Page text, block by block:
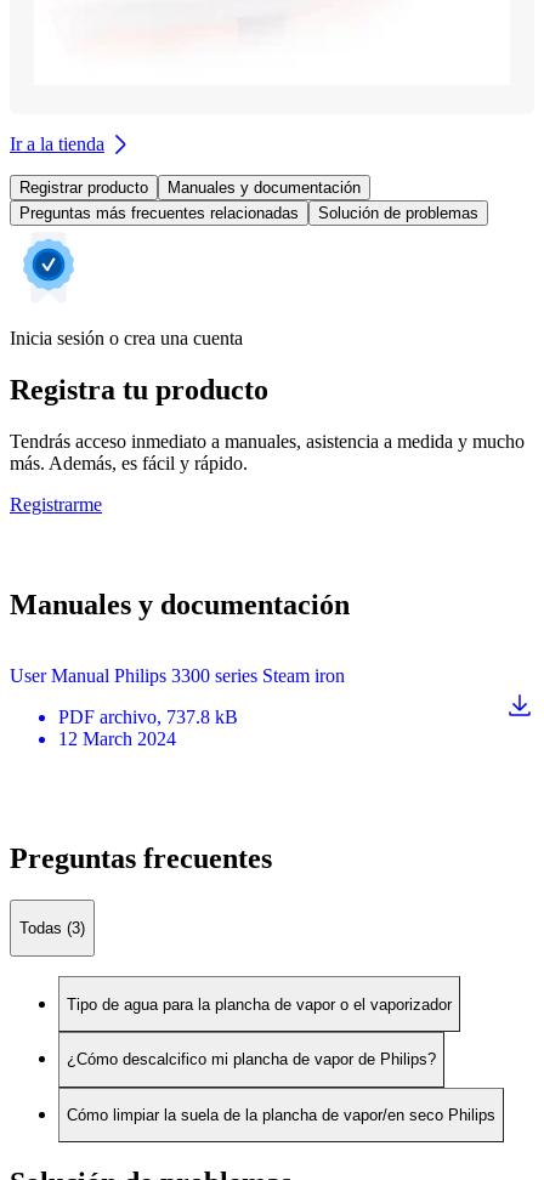
Ir a la tienda
Registrar producto
Manuales y documentación
Preguntas más frecuentes relacionadas
Solución de problemas
Inicia sesión o crea una cuenta
Registra tu producto
Tendrás acceso inmediato a manuales, asistencia a medida y mucho
más. Además, es fácil y rápido.
Registrarme
Manuales y documentación
User Manual Philips 3300 series Steam iron
PDF archivo, 737.8 kB
12 March 2024
Preguntas frecuentes
Todas (3)
Tipo de agua para la plancha de vapor o el vaporizador
¿Cómo descalcifico mi plancha de vapor de Philips?
Cómo limpiar la suela de la plancha de vapor/en seco Philips